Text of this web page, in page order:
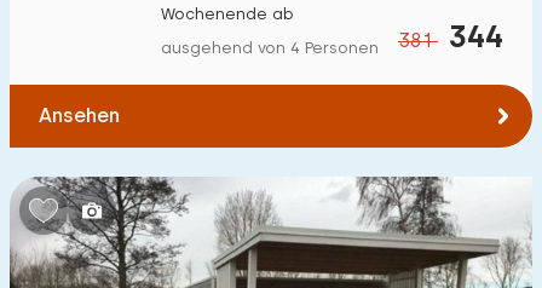
Eingeschränkte Mobilität
Rollstuhlgerecht
Hilfsmittel
381 344
Wochenende ab
ausgehend von 4 Personen
Ansehen